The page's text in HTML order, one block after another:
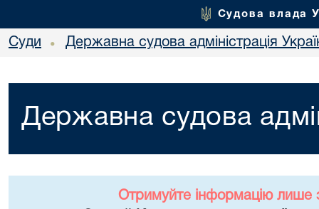
Судова влада
Суди • Державна судова адміністрація
Державна судова
Отримуйте інформацію лише